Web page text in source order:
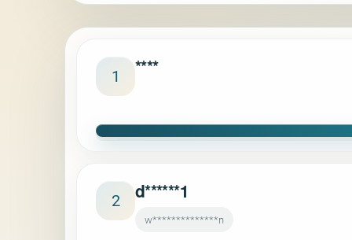
1 ****
2 d******1
w**************n